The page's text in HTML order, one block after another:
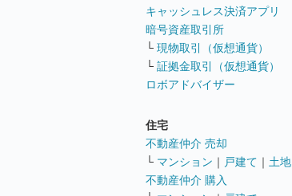
キャッシュレス決済アプリ
暗号資産取引所
└ 現物取引（仮想通貨）
└ 証拠金取引（仮想通貨）
ロボアドバイザー
住宅
不動産仲介 売却
└ マンション ｜ 戸建て ｜ 土地
不動産仲介 購入